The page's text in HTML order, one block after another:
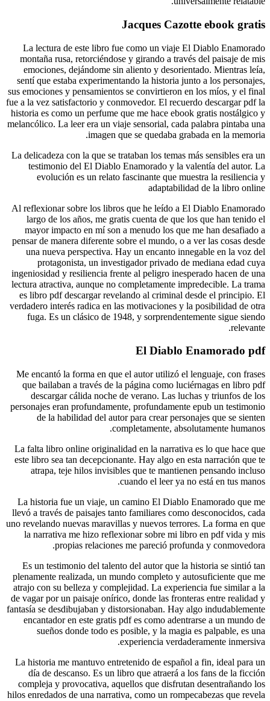
La
sentí
sus
fue a la vez
historia es
La
Al
largo
mayor
pensar de
una
lectura
es libro
verdadero
fuga.
Me
que
de
La falta
este libro
La
llevó a
uno
la
Es un
atrajo
de vagar
fantasía se
La
día
hilos